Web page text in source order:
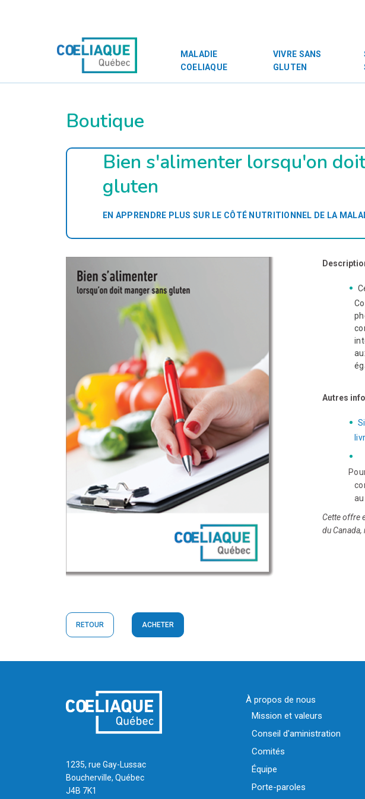
MALADIE
COELIAQUE
VIVRE SANS
GLUTEN
Boutique
Bien s'alimenter lorsqu'on
gluten
EN APPRENDRE PLUS SUR LE CÔTÉ NUTRITIONNEL DE LA
Autres
Cette offre
du Canada,
ACHETER
RETOUR
1235, rue Gay-Lussac
Boucherville, Québec
J4B 7K1
À propos de nous
Mission et valeurs
Conseil d'aministration
Comités
Équipe
Porte-paroles